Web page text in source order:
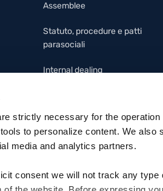
strictly necessary for the
to personalize content. We also
media and analytics partners.
consent we will not track any
Assemblee
Statuto, procedure e patti
parasociali
Internal dealing